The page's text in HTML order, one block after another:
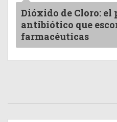
Dióxido de Cloro: el
antibiótico que
farmacéuticas